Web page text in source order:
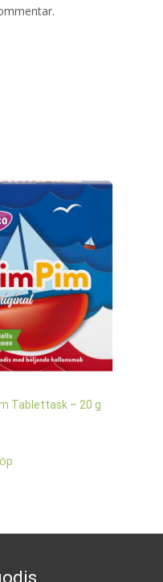
Tablettask – 20 g